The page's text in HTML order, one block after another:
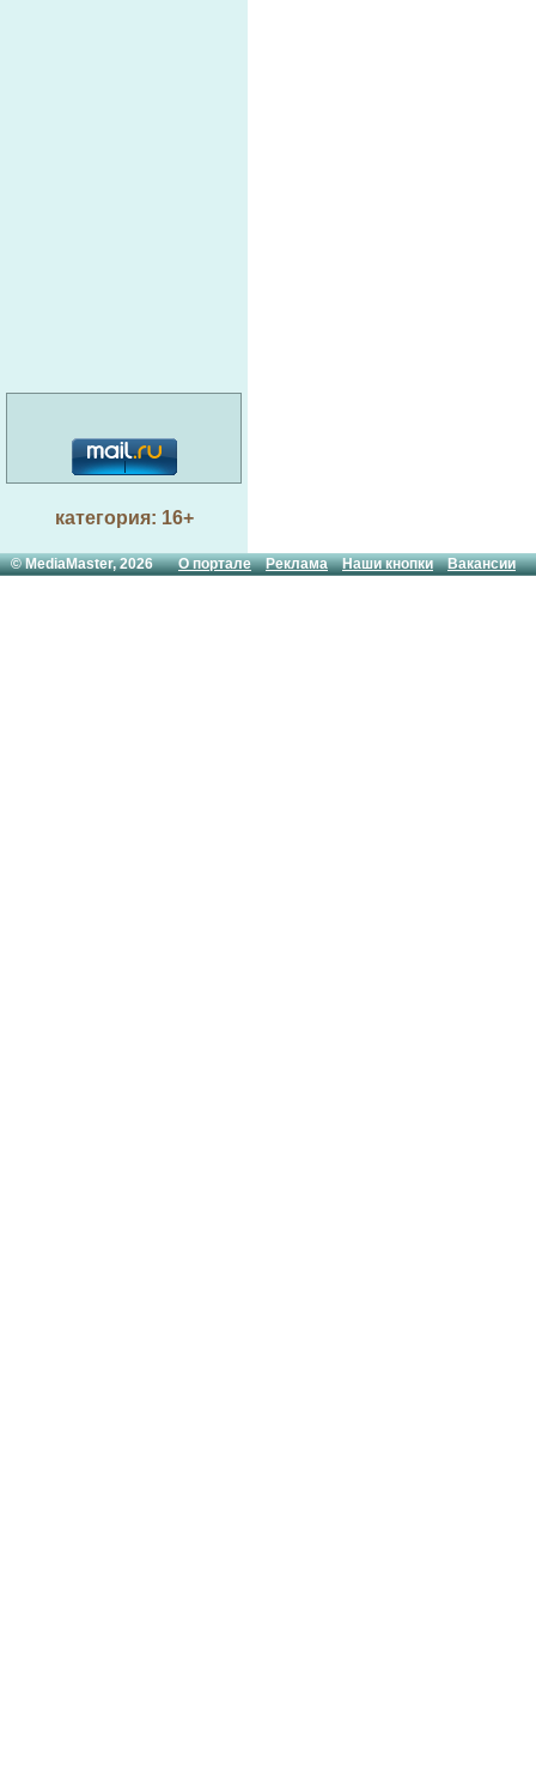
категория: 16+
© MediaMaster, 2026О портале Реклама Наши кнопки Вакансии